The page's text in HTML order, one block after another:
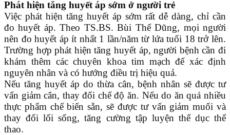
Phát hiện tăng huyết áp sớm ở người trẻ
Việc phát hiện tăng huyết áp sớm rất dễ dàng, chỉ cần
đo huyết áp. Theo TS.BS. Bùi Thế Dũng, mọi người
nên đo huyết áp ít nhất 1 lần/năm từ lứa tuổi 18 trở lên.
Trường hợp phát hiện tăng huyết áp, người bệnh cần đi
khám thêm các chuyên khoa tim mạch để xác định
nguyên nhân và có hướng điều trị hiệu quả.
Nếu tăng huyết áp do thừa cân, bệnh nhân sẽ được tư
vấn giảm cân, thay đổi chế độ ăn. Nếu do ăn quá nhiều
thực phẩm chế biến sẵn, sẽ được tư vấn giảm muối và
thay đổi lối sống, tăng cường tập luyện thể dục thể
thao.